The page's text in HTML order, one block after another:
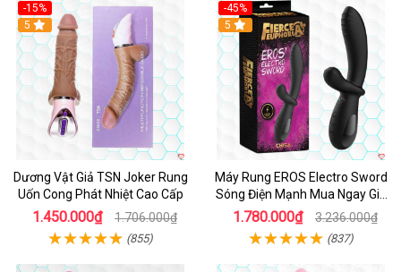
-15%
5
Dương Vật Giả TSN Joker Rung
Uốn Cong Phát Nhiệt Cao Cấp
1.450.000₫ 1.706.000₫
(855)
-45%
5
Máy Rung EROS Electro Sword
Sóng Điện Mạnh Mua Ngay Giá
Tốt
1.780.000₫ 3.236.000₫
(837)